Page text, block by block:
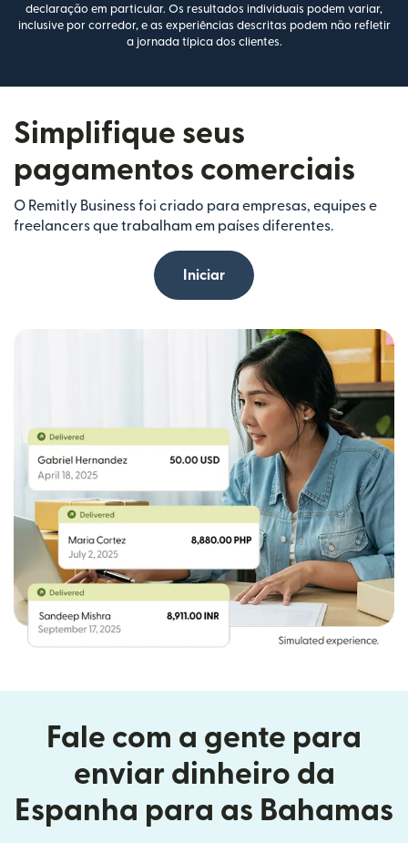
declaração em particular. Os resultados individuais podem variar,
inclusive por corredor, e as experiências descritas podem não refletir
a jornada típica dos clientes.
Simplifique seus
pagamentos comerciais
O Remitly Business foi criado para empresas, equipes e
freelancers que trabalham em países diferentes.
Iniciar
Fale com a gente para
enviar dinheiro da
Espanha para as Bahamas